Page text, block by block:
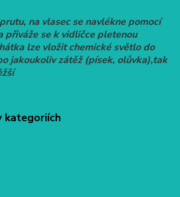
na vlasec se navlékne pomocí
přiváže se k vidličce pletenou
lze vložit chemické světlo do
jakoukoliv zátěž (písek, olůvka),tak
kategoriích